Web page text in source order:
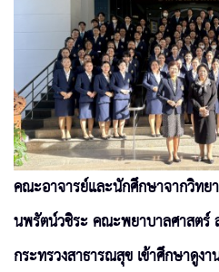
คณะอาจารย์และนักศึกษาจากวิท
นพรัตน์วชิระ คณะพยาบาลศาสตร์
กระทรวงสาธารณสุข เข้าศึกษาดูง